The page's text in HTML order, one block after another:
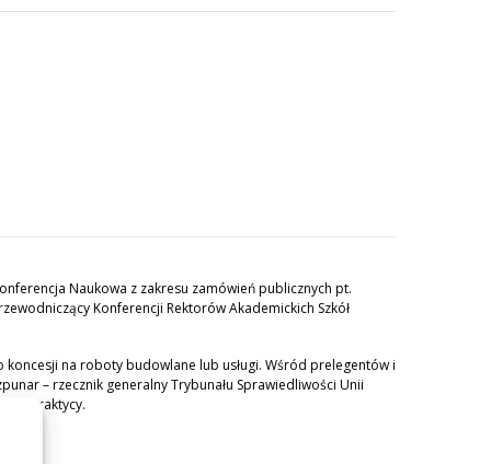
Naukowa z zakresu zamówień publicznych pt.
Konferencji Rektorów Akademickich Szkół
na roboty budowlane lub usługi. Wśród prelegentów i
– rzecznik generalny Trybunału Sprawiedliwości Unii
praktycy.